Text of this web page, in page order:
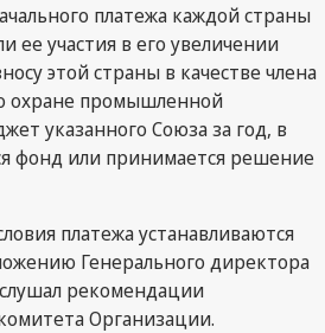
платежа каждой страны
ее участия в его увеличении
этой страны в качестве члена
охране промышленной
указанного Союза за год, в
фонд или принимается решение
платежа устанавливаются
Генерального директора
рекомендации
Организации.